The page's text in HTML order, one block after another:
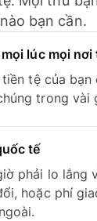
bạn cần.
lúc mọi
tệ của
trong vài
tế
phải lo lắng
hoặc phí